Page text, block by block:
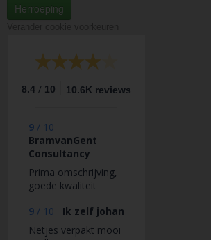
Herroeping
8.4 / 10 10.6K reviews
9 / 10
BramvanGent
Consultancy
Prima omschrijving,
goede kwaliteit
9 / 10
Ik zelf johan
Netjes verpakt mooi